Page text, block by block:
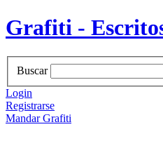
Grafiti -
Buscar
Login
Registrarse
Mandar Grafiti